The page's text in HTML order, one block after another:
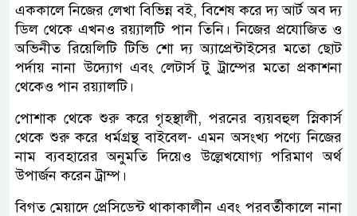
এককালে নিজের লেখা বিভিন্ন বই, বিশেষ করে দ্য আর্ট অব দ্য
ডিল থেকে এখনও রয়্যালটি পান তিনি। নিজের প্রযোজিত ও
অভিনীত রিয়েলিটি টিভি শো দ্য অ্যাপ্রেন্টাইসের মতো ছোট
পর্দায় নানা উদ্যোগ এবং লেটার্স টু ট্রাম্পের মতো প্রকাশনা
থেকেও পান রয়্যালটি।
পোশাক থেকে শুরু করে গৃহস্থালী, পরনের ব্যয়বহুল স্নিকার্স
থেকে শুরু করে ধর্মগ্রন্থ বাইবেল- এমন অসংখ্য পণ্যে নিজের
নাম ব্যবহারের অনুমতি দিয়েও উল্লেখযোগ্য পরিমাণ অর্থ
উপার্জন করেন ট্রাম্প।
বিগত মেয়াদে প্রেসিডেন্ট থাকাকালীন এবং পরবর্তীকালে নানা